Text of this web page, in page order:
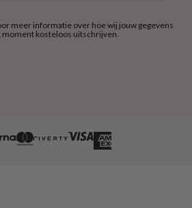
meer informatie over hoe wij jouw gegevens
moment kosteloos uitschrijven.